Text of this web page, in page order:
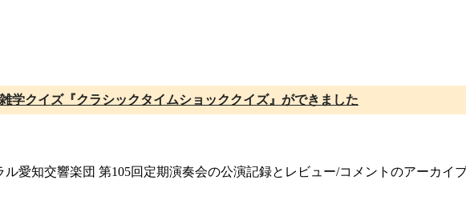
学クイズ『クラシックタイムショッククイズ』ができました
愛知交響楽団 第105回定期演奏会の公演記録とレビュー/コメントのアーカイブ